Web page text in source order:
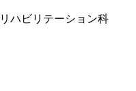
リハビリテーション科